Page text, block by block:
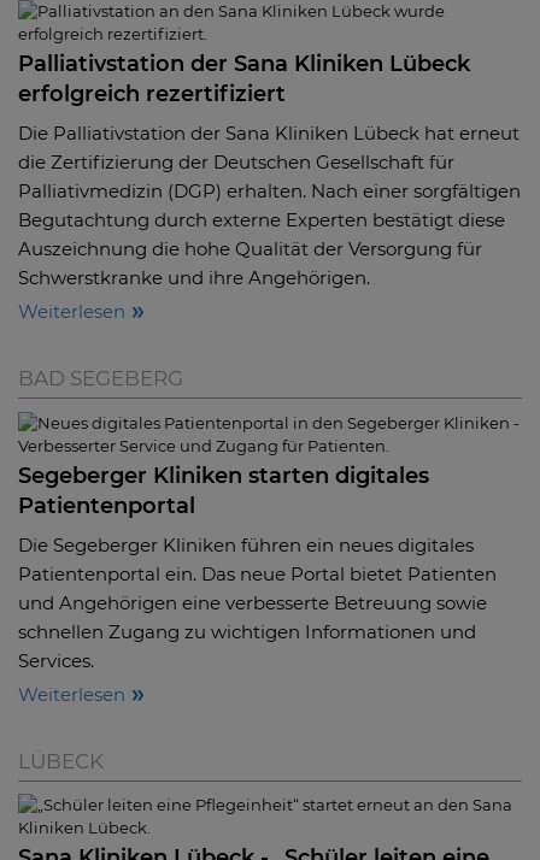
Palliativstation der Sana Kliniken Lübeck
erfolgreich rezertifiziert
Die Palliativstation der Sana Kliniken Lübeck hat erneut
die Zertifizierung der Deutschen Gesellschaft für
Palliativmedizin (DGP) erhalten. Nach einer sorgfältigen
Begutachtung durch externe Experten bestätigt diese
Auszeichnung die hohe Qualität der Versorgung für
Schwerstkranke und ihre Angehörigen.
Weiterlesen
BAD SEGEBERG
Segeberger Kliniken starten digitales
Patientenportal
Die Segeberger Kliniken führen ein neues digitales
Patientenportal ein. Das neue Portal bietet Patienten
und Angehörigen eine verbesserte Betreuung sowie
schnellen Zugang zu wichtigen Informationen und
Services.
Weiterlesen
LÜBECK